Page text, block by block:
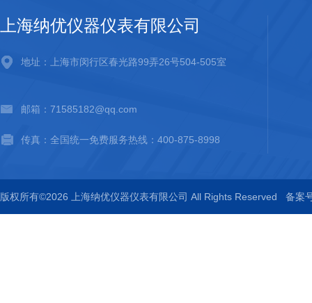
上海纳优仪器仪表有限公司
地址：上海市闵行区春光路99弄26号504-505室
邮箱：71585182@qq.com
传真：全国统一免费服务热线：400-875-8998
版权所有©2026 上海纳优仪器仪表有限公司 All Rights Reserved 备案